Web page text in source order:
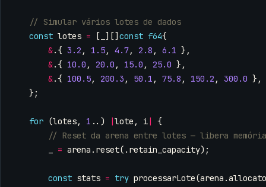
const lotes = [ ][] const f64{
&.{ 3.2 , 1.5, 4.7, 2.8 , 6.1 },
&.{ 10.0 , 20.0 , 15.0 , 25.0 },
&.{ 100.5, 200.3 , 50.1 , 75.8 , 150.2 , 300.0 },
};
for (lotes, 1 ..) |lote , i| {
= arena . reset(. retain_capacity);
const stats = try processarLote(arena .